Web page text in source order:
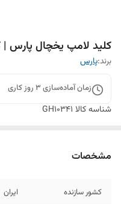
کلید لامپ یخچال پارس |
برند:پارس
زمان آماده‌سازی 3 روز کاری
شناسه کالا GH10341
مشخصات
کشور سازنده ایران